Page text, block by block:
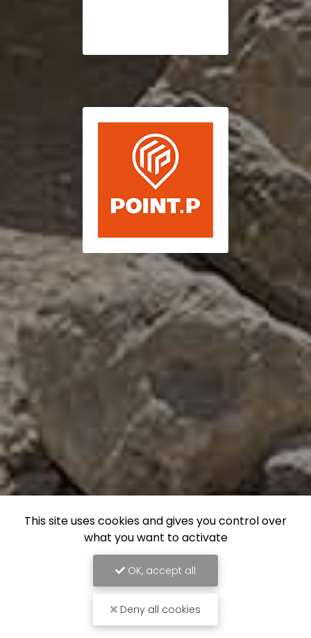
This site uses cookies and gives you control over
what you want to activate
OK, accept all
Deny all cookies